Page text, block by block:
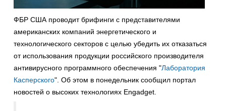
ФБР США проводит брифинги с представителями
американских компаний энергетического и
технологического секторов с целью убедить их отказаться
от использования продукции российского производителя
антивирусного программного обеспечения "Лаборатория
Касперского". Об этом в понедельник сообщил портал
новостей о высоких технологиях Engadget.